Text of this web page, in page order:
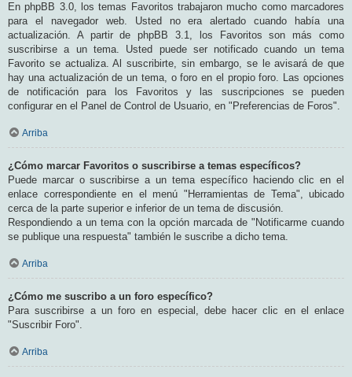
En phpBB 3.0, los temas Favoritos trabajaron mucho como marcadores
para el navegador web. Usted no era alertado cuando había una
actualización. A partir de phpBB 3.1, los Favoritos son más como
suscribirse a un tema. Usted puede ser notificado cuando un tema
Favorito se actualiza. Al suscribirte, sin embargo, se le avisará de que
hay una actualización de un tema, o foro en el propio foro. Las opciones
de notificación para los Favoritos y las suscripciones se pueden
configurar en el Panel de Control de Usuario, en "Preferencias de Foros".
Arriba
¿Cómo marcar Favoritos o suscribirse a temas específicos?
Puede marcar o suscribirse a un tema específico haciendo clic en el
enlace correspondiente en el menú "Herramientas de Tema", ubicado
cerca de la parte superior e inferior de un tema de discusión.
Respondiendo a un tema con la opción marcada de "Notificarme cuando
se publique una respuesta" también le suscribe a dicho tema.
Arriba
¿Cómo me suscribo a un foro específico?
Para suscribirse a un foro en especial, debe hacer clic en el enlace
"Suscribir Foro".
Arriba